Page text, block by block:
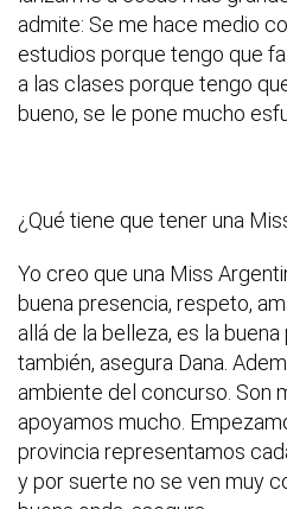
admite: Se me hace medio
estudios porque tengo que
a las clases porque tengo
bueno, se le pone mucho
¿Qué tiene que tener una
Yo creo que una Miss
buena presencia, respeto,
allá de la belleza, es la
también, asegura Dana.
ambiente del concurso. Son
apoyamos mucho.
provincia representamos
y por suerte no se ven muy